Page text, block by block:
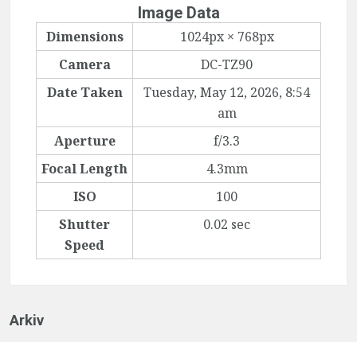
Image Data
Dimensions
1024px × 768px
Camera
DC-TZ90
Date Taken
Tuesday, May 12, 2026, 8:54
am
Aperture
f/3.3
Focal Length
4.3mm
ISO
100
Shutter
Speed
0.02 sec
Arkiv